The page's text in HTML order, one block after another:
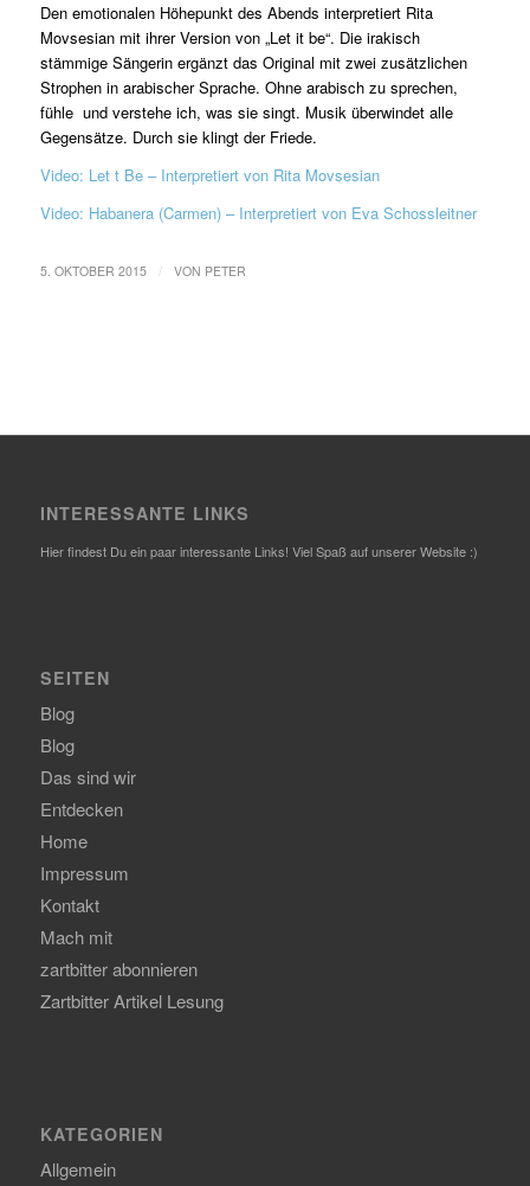
Den emotionalen Höhepunkt des Abends interpretiert Rita
Movsesian mit ihrer Version von „Let it be“. Die irakisch
stämmige Sängerin ergänzt das Original mit zwei zusätzlichen
Strophen in arabischer Sprache. Ohne arabisch zu sprechen,
fühle und verstehe ich, was sie singt. Musik überwindet alle
Gegensätze. Durch sie klingt der Friede.
Video: Let t Be – Interpretiert von Rita Movsesian
Video: Habanera (Carmen) – Interpretiert von Eva Schossleitner
5. OKTOBER 2015 VON PETER
INTERESSANTE LINKS
Hier findest Du ein paar interessante Links! Viel Spaß auf unserer Website :)
SEITEN
Blog
Blog
Das sind wir
Entdecken
Home
Impressum
Kontakt
Mach mit
zartbitter abonnieren
Zartbitter Artikel Lesung
KATEGORIEN
Allgemein